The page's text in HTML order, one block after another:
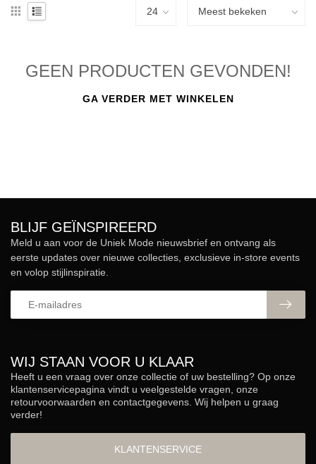
GEEN PRODUCTEN GEVONDEN!
GA VERDER MET WINKELEN
WIJ STAAN VOOR U KLAAR
Heeft u een vraag over onze collectie of uw bestelling? Op onze
klantenservicepagina vindt u veelgestelde vragen, onze
retourvoorwaarden en contactgegevens. Wij helpen u graag
verder!
KLANTENSERVICE
BLIJF GEÏNSPIREERD
Meld u aan voor de Uniek Mode nieuwsbrief en ontvang als
eerste updates over nieuwe collecties, exclusieve in-store events
en volop stijlinspiratie.